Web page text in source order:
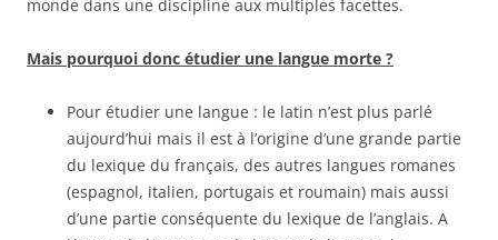
monde dans une discipline aux multiples facettes.
Mais pourquoi donc étudier une langue morte ?
Pour étudier une langue : le latin n’est plus parlé
aujourd’hui mais il est à l’origine d’une grande partie
du lexique du français, des autres langues romanes
(espagnol, italien, portugais et roumain) mais aussi
d’une partie conséquente du lexique de l’anglais. A